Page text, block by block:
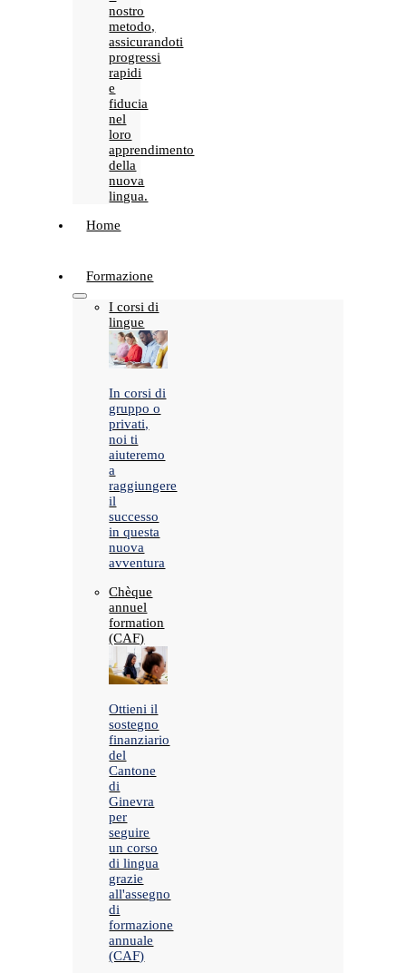
nostro
metodo,
assicurandoti
progressi
rapidi
e
fiducia
nel
loro
apprendimento
della
nuova
lingua.
Home
Formazione
I corsi di
lingue
In corsi di
gruppo o
privati,
noi ti
aiuteremo
a
raggiungere
il
successo
in questa
nuova
avventura
Chèque
annuel
formation
(CAF)
Ottieni il
sostegno
finanziario
del
Cantone
di
Ginevra
per
seguire
un corso
di lingua
grazie
all'assegno
di
formazione
annuale
(CAF)